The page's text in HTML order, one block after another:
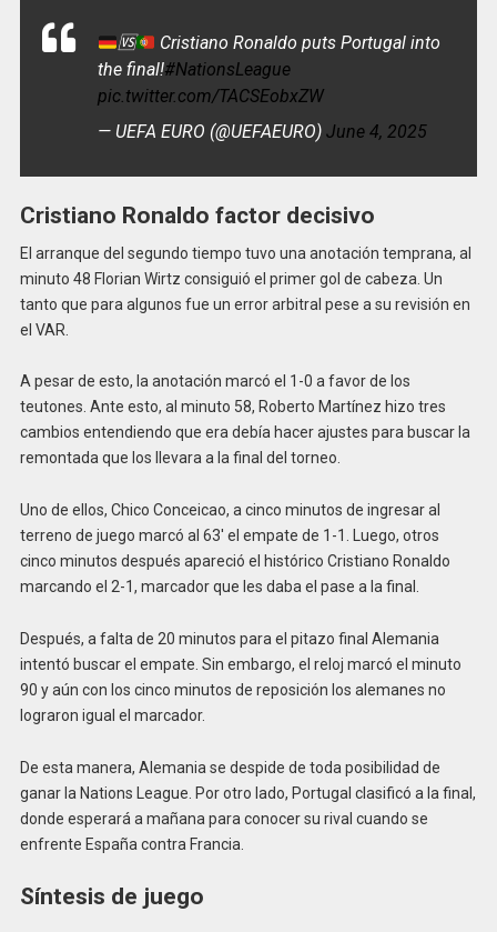
🆚
Cristiano Ronaldo puts Portugal into
the final!#NationsLeague
pic.twitter.com/TACSEobxZW
— UEFA EURO (@UEFAEURO) June 4, 2025
Cristiano Ronaldo factor decisivo
El arranque del segundo tiempo tuvo una anotación temprana, al
minuto 48 Florian Wirtz consiguió el primer gol de cabeza. Un
tanto que para algunos fue un error arbitral pese a su revisión en
el VAR.
A pesar de esto, la anotación marcó el 1-0 a favor de los
teutones. Ante esto, al minuto 58, Roberto Martínez hizo tres
cambios entendiendo que era debía hacer ajustes para buscar la
remontada que los llevara a la final del torneo.
Uno de ellos, Chico Conceicao, a cinco minutos de ingresar al
terreno de juego marcó al 63′ el empate de 1-1. Luego, otros
cinco minutos después apareció el histórico Cristiano Ronaldo
marcando el 2-1, marcador que les daba el pase a la final.
Después, a falta de 20 minutos para el pitazo final Alemania
intentó buscar el empate. Sin embargo, el reloj marcó el minuto
90 y aún con los cinco minutos de reposición los alemanes no
lograron igual el marcador.
De esta manera, Alemania se despide de toda posibilidad de
ganar la Nations League. Por otro lado, Portugal clasificó a la final,
donde esperará a mañana para conocer su rival cuando se
enfrente España contra Francia.
Síntesis de juego